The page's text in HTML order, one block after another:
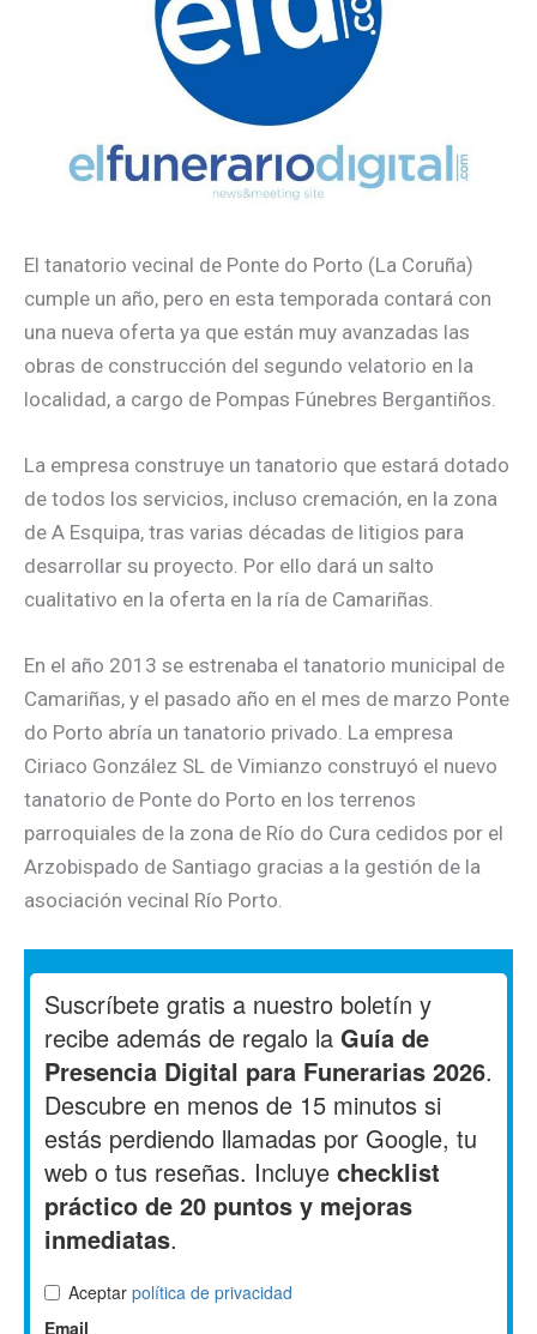
El tanatorio vecinal de Ponte do Porto (La Coruña)
cumple un año, pero en esta temporada contará con
una nueva oferta ya que están muy avanzadas las
obras de construcción del segundo velatorio en la
localidad, a cargo de Pompas Fúnebres Bergantiños.
La empresa construye un tanatorio que estará dotado
de todos los servicios, incluso cremación, en la zona
de A Esquipa, tras varias décadas de litigios para
desarrollar su proyecto. Por ello dará un salto
cualitativo en la oferta en la ría de Camariñas.
En el año 2013 se estrenaba el tanatorio municipal de
Camariñas, y el pasado año en el mes de marzo Ponte
do Porto abría un tanatorio privado. La empresa
Ciriaco González SL de Vimianzo construyó el nuevo
tanatorio de Ponte do Porto en los terrenos
parroquiales de la zona de Río do Cura cedidos por el
Arzobispado de Santiago gracias a la gestión de la
asociación vecinal Río Porto.